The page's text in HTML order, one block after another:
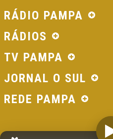
RÁDIO PAMPA
RÁDIOS
TV PAMPA
JORNAL O SUL
REDE PAMPA